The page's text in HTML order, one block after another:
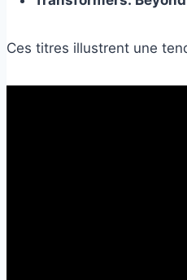
Ces titres illustrent une